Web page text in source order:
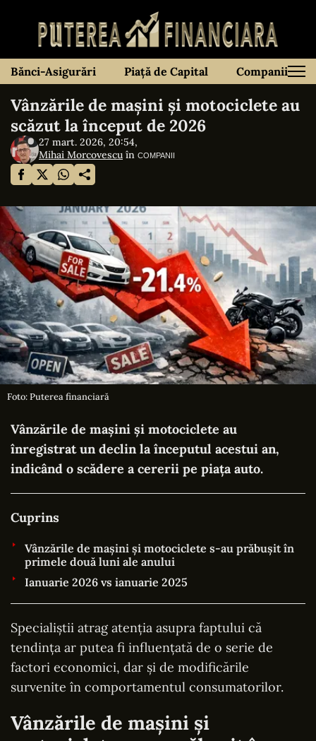
Bănci-Asigurări Piață de Capital Companii
Vânzările de mașini și motociclete au
scăzut la început de 2026
27 mart. 2026, 20:54,
Mihai Morcovescu în COMPANII
Foto: Puterea financiară
Vânzările de mașini și motociclete au
înregistrat un declin la începutul acestui an,
indicând o scădere a cererii pe piața auto.
Cuprins
Vânzările de mașini și motociclete s-au prăbușit în
primele două luni ale anului
Ianuarie 2026 vs ianuarie 2025
Specialiștii atrag atenția asupra faptului că
tendința ar putea fi influențată de o serie de
factori economici, dar și de modificările
survenite în comportamentul consumatorilor.
Vânzările de mașini și